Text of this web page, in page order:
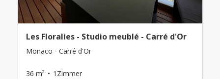
Les Floralies - Studio meublé - Carré d'Or
Monaco - Carré d'Or
36 m² 1Zimmer